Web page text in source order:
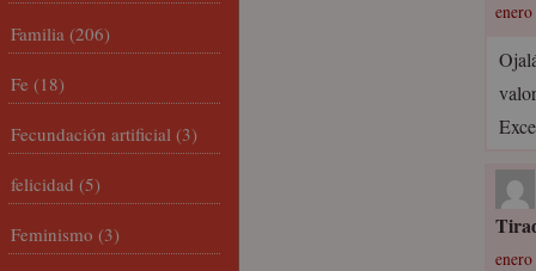
Familia (206)
Fe (18)
Fecundación artificial (3)
felicidad (5)
Feminismo (3)